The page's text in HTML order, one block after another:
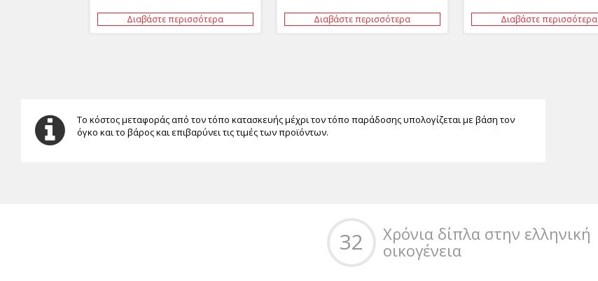
Διαβάστε περισσότερα Διαβάστε περισσότερα Διαβάστε περισσότερα
Το κόστος μεταφοράς από τον τόπο κατασκευής μέχρι τον τόπο παράδοσης υπολογίζεται με βάση τον
όγκο και το βάρος και επιβαρύνει τις τιμές των προϊόντων.
32
Χρόνια δίπλα στην ελληνική
οικογένεια